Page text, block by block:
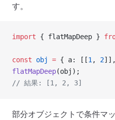
す。
import { flatMapDeep }
const obj = { a: [[1 , 2
flatMapDeep(obj);
// 結果: [1, 2, 3]
部分オブジェクトで条件マ